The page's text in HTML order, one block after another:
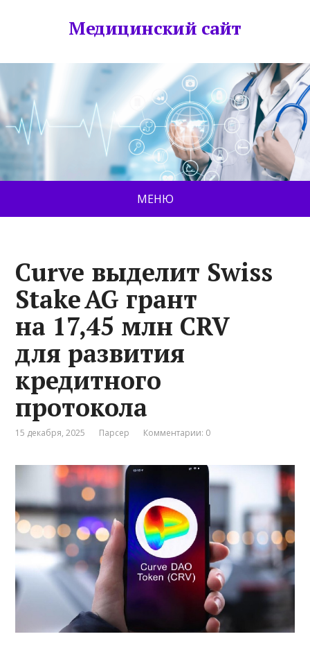
Медицинский сайт
МЕНЮ
Curve выделит Swiss
Stake AG грант
на 17,45 млн CRV
для развития
кредитного
протокола
15 декабря, 2025 Парсер Комментарии: 0